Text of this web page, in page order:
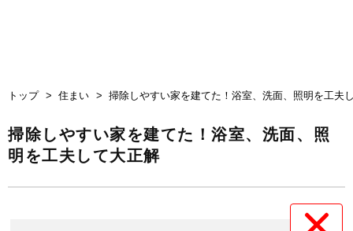
トップ 住まい 掃除しやすい家を建てた！浴室、洗面、照明を工夫
掃除しやすい家を建てた！浴室、洗面、照
明を工夫して大正解